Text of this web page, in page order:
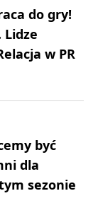
do gry!
w PR
być
dla
sezonie